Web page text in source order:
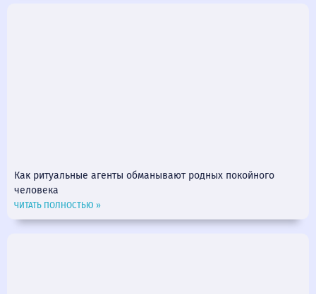
Как ритуальные агенты обманывают родных покойного
человека
ЧИТАТЬ ПОЛНОСТЬЮ »